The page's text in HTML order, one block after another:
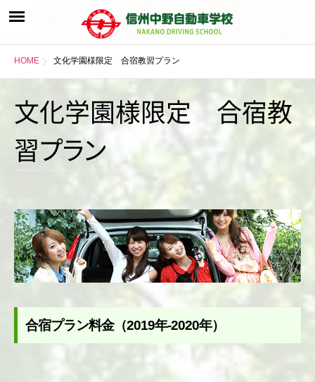
HOME 文化学園様限定 合宿教習プラン
文化学園様限定 合宿教
習プラン
合宿プラン料金（2019年-2020年）